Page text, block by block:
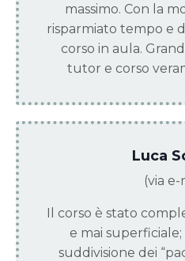
massimo. Con la
risparmiato tempo e
corso in aula.
tutor e corso
Luca
(via e-
Il corso è stato
e mai
suddivisione dei